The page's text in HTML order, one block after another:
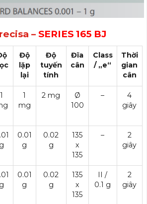
– SERIES 165 BJ
Độ
lặp
lại
Độ
tuyến
tính
Đĩa
cân
Class
/ „e“
Thời
gian
cân
1
1
mg
2 mg
Ø
100
–
4
giây
g
0.01
g
0.02
g
135
x
135
–
2
giây
g
0.01
g
0.02
g
135
x
135
II /
0.1 g
2
giây